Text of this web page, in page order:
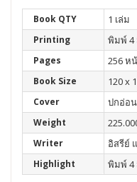
Book QTY 1 เล่ม
Printing พิมพ์ 4
Pages 256 ห
Book Size 120 x
Cover ปกอ่อน
Weight
Writer อิสรีย์
Highlight พิมพ์ 4